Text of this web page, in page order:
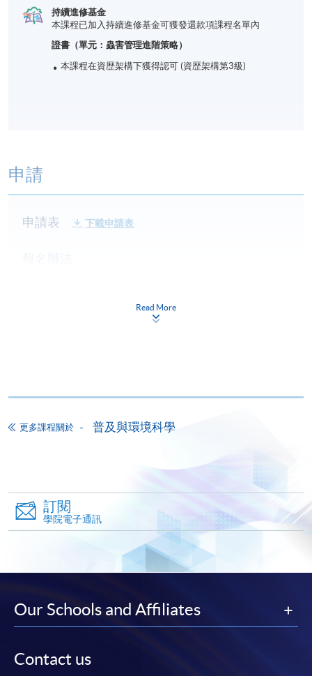
持續進修基金
本課程已加入持續進修基金可獲發還款項課程名單內
證書（單元：蟲害管理進階策略）
本課程在資歴架構下獲得認可 (資歴架構第3級)
申請
申請表 下載申請表
香港永久性居民身份證或有效護照之副本 (需攜同
HK$150 報名費（取錄與否，恕不退還）
如有諮詢請致電黃小姐，電話：2587 3217 或電郵：
教學/報名中心地址：
https://hkuspace.hku.hk/cht/learning-centre/
Read More
更多課程關於 普及與環境科學
訂閱
學院電子通訊
Our Schools and Affiliates
Contact us